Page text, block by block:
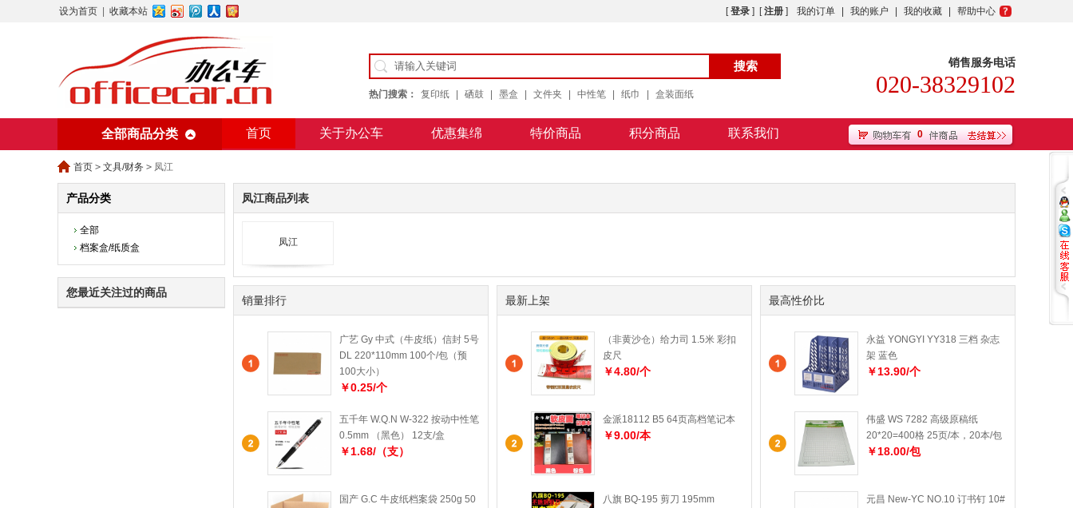
设为首页 收藏本站 [登录 ] [注册 ] 我的订单 我的账户 我的收藏 帮助中心
热门搜索： 复印纸 硒鼓 墨盒 文件夹 中性笔 纸巾 盒装面纸
销售服务电话
020-38329102
全部商品分类 首页 关于办公车 优惠集绵 特价商品 积分商品 联系我们 0
首页 > 文具/财务 > 凤江
产品分类
全部
档案盒/纸质盒
您最近关注过的商品
凤江商品列表
凤江
销量排行
广艺 Gy 中式（牛皮纸）信封 5号
DL 220*110mm 100个/包（预
100大小）
￥0.25/个
五千年 W.Q.N W-322 按动中性笔
0.5mm （黑色） 12支/盒
￥1.68/（支）
国产 G.C 牛皮纸档案袋 250g 50
最新上架
（非黄沙仓）给力司 1.5米 彩扣
皮尺
￥4.80/个
金派18112 B5 64页高档笔记本
￥9.00/本
八旗 BQ-195 剪刀 195mm
最高性价比
永益 YONGYI YY318 三档 杂志
架 蓝色
￥13.90/个
伟盛 WS 7282 高级原稿纸
20*20=400格 25页/本，20本/包
￥18.00/包
元昌 New-YC NO.10 订书钉 10#